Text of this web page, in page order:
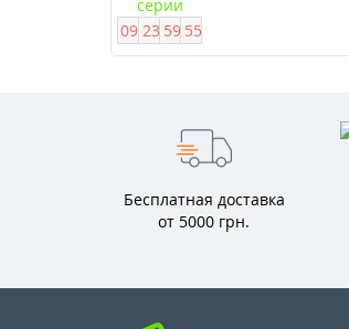
09 2359 54
Бесплатная доставка
от 5000 грн.